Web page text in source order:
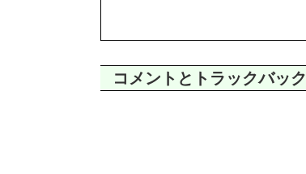
コメントとトラックバック